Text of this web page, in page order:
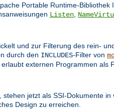
Portable Runtime-
Listen
und zur Filterung des rein-
durch den INCLUDES-Filter von
erlaubt externen Programmen als
jetzt als SSI-Dokumente
Design zu erreichen.